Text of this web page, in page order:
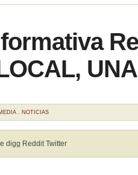
. NOTICIAS
digg RedditTwitter